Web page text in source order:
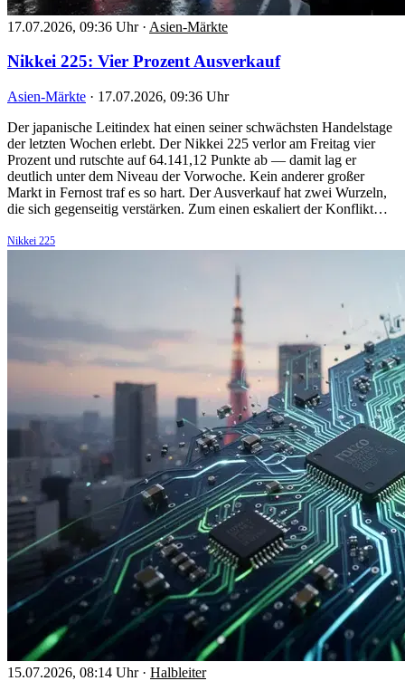
17.07.2026, 09:36 Uhr · Asien-Märkte
Nikkei 225: Vier Prozent Ausverkauf
Asien-Märkte · 17.07.2026, 09:36 Uhr
Der japanische Leitindex hat einen seiner schwächsten Handelstage
der letzten Wochen erlebt. Der Nikkei 225 verlor am Freitag vier
Prozent und rutschte auf 64.141,12 Punkte ab — damit lag er
deutlich unter dem Niveau der Vorwoche. Kein anderer großer
Markt in Fernost traf es so hart. Der Ausverkauf hat zwei Wurzeln,
die sich gegenseitig verstärken. Zum einen eskaliert der Konflikt…
Nikkei 225
15.07.2026, 08:14 Uhr · Halbleiter